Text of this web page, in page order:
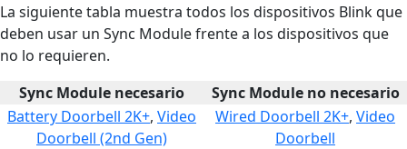
La siguiente tabla muestra todos los dispositivos Blink que
deben usar un Sync Module frente a los dispositivos que
no lo requieren.
Sync Module necesario
Sync Module no necesario
Battery Doorbell 2K+, Video
Doorbell (2nd Gen)
Wired Doorbell 2K+, Video
Doorbell